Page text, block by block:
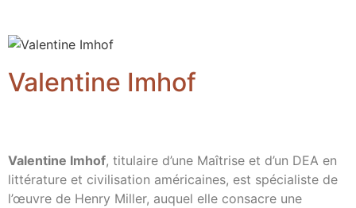
Valentine Imhof
Valentine Imhof, titulaire d’une Maîtrise et d’un DEA en
littérature et civilisation américaines, est spécialiste de
l’œuvre de Henry Miller, auquel elle consacre une